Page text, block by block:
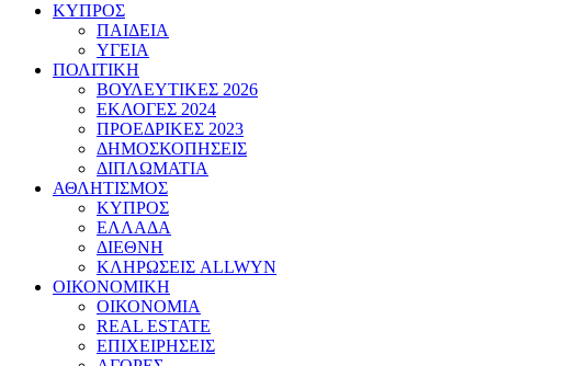
ΚΥΠΡΟΣ
ΠΑΙΔΕΙΑ
ΥΓΕΙΑ
ΠΟΛΙΤΙΚΗ
ΒΟΥΛΕΥΤΙΚΕΣ 2026
ΕΚΛΟΓΕΣ 2024
ΠΡΟΕΔΡΙΚΕΣ 2023
ΔΗΜΟΣΚΟΠΗΣΕΙΣ
ΔΙΠΛΩΜΑΤΙΑ
ΑΘΛΗΤΙΣΜΟΣ
ΚΥΠΡΟΣ
ΕΛΛΑΔΑ
ΔΙΕΘΝΗ
ΚΛΗΡΩΣΕΙΣ ALLWYN
ΟΙΚΟΝΟΜΙΚΗ
ΟΙΚΟΝΟΜΙΑ
REAL ESTATE
ΕΠΙΧΕΙΡΗΣΕΙΣ